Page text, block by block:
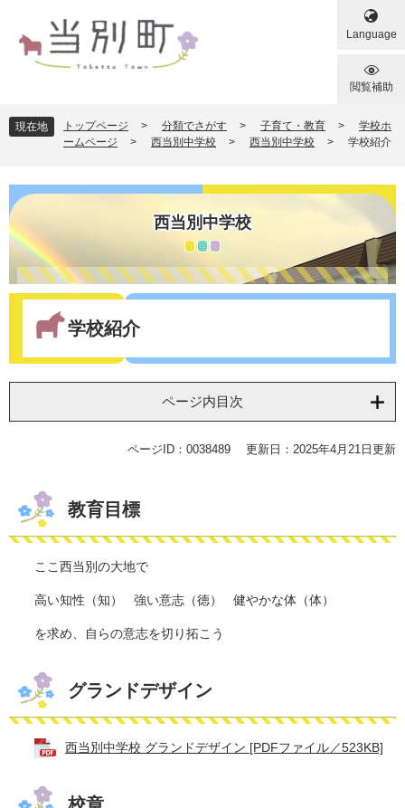
でば
へ
Language
閲覧補助
現在地 トップページ > 分類でさがす > 子育て・教育 >
学校ホ
ームページ
> 西当別中学校 > 西当別中学校 > 学校紹介
西当別中学校
学校紹介
ページ内目次
ページID：0038489 更新日：2025年4月21日更新
教育目標
ここ西当別の大地で
高い知性（知） 強い意志（徳） 健やかな体（体）
を求め、自らの意志を切り拓こう
グランドデザイン
西当別中学校 グランドデザイン [PDFファイル／523KB]